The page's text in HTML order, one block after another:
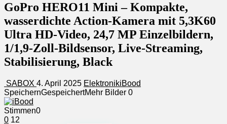
GoPro HERO11 Mini – Kompakte,
wasserdichte Action-Kamera mit 5,3K60
Ultra HD-Video, 24,7 MP Einzelbildern,
1/1,9-Zoll-Bildsensor, Live-Streaming,
Stabilisierung, Black
SABOX 4. April 2025 ElektronikiBood
SpeichernGespeichertMehr Bilder 0
Stimmen0
0 12